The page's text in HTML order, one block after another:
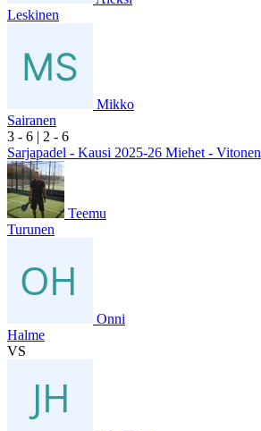
Leskinen
Mikko
Sairanen
3 - 6 | 2 - 6
Sarjapadel - Kausi 2025-26 Miehet - Vitonen
Teemu
Turunen
Onni
Halme
VS